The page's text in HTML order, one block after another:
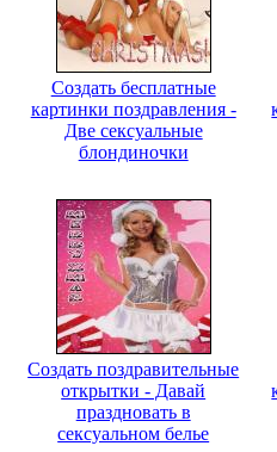
Создать бесплатные
картинки поздравления -
Две сексуальные
блондиночки
Создать поздравительные
открытки - Давай
праздновать в
сексуальном белье